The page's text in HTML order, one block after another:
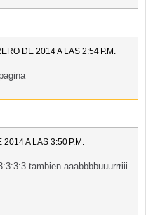
DE 2014 A LAS 2:54 P.M.
A LAS 3:50 P.M.
tambien aaabbbbuuurrriii